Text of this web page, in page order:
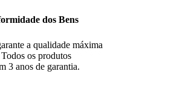
dos Bens
a qualidade máxima
os produtos
3 anos de garantia.